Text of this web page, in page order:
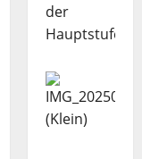
der
Hauptstufe